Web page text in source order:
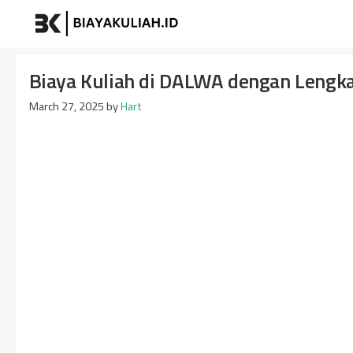
Biaya Kuliah di DALWA dengan
March 27, 2025byHart